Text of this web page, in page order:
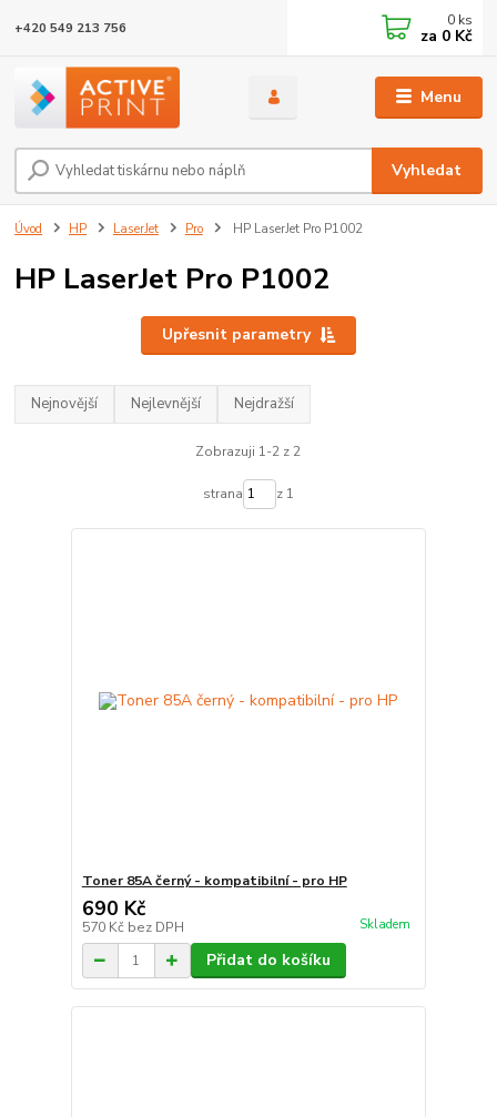
Menu
Vyhledat
+420 549 213 756 0 ks
za 0 Kč
Úvod HP LaserJet Pro HP LaserJet Pro P1002
HP LaserJet Pro P1002
Upřesnit parametry
Nejnovější Nejlevnější Nejdražší
Zobrazuji 1-2 z 2
strana z 1
Toner 85A černý - kompatibilní - pro HP
690 Kč
570 Kč bez DPH Skladem
Přidat do košíku